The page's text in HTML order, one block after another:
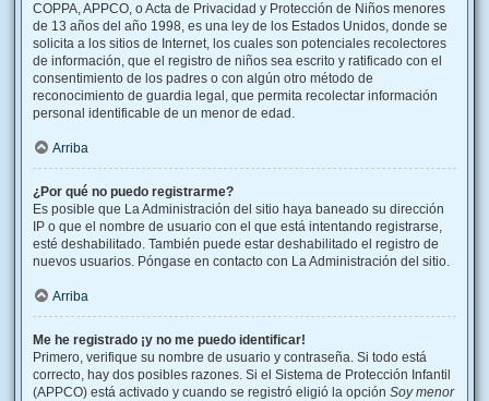
COPPA, APPCO, o Acta de Privacidad y Protección de Niños menores
de 13 años del año 1998, es una ley de los Estados Unidos, donde se
solicita a los sitios de Internet, los cuales son potenciales recolectores
de información, que el registro de niños sea escrito y ratificado con el
consentimiento de los padres o con algún otro método de
reconocimiento de guardia legal, que permita recolectar información
personal identificable de un menor de edad.
Arriba
¿Por qué no puedo registrarme?
Es posible que La Administración del sitio haya baneado su dirección
IP o que el nombre de usuario con el que está intentando registrarse,
esté deshabilitado. También puede estar deshabilitado el registro de
nuevos usuarios. Póngase en contacto con La Administración del sitio.
Arriba
Me he registrado ¡y no me puedo identificar!
Primero, verifique su nombre de usuario y contraseña. Si todo está
correcto, hay dos posibles razones. Si el Sistema de Protección Infantil
(APPCO) está activado y cuando se registró eligió la opción Soy menor